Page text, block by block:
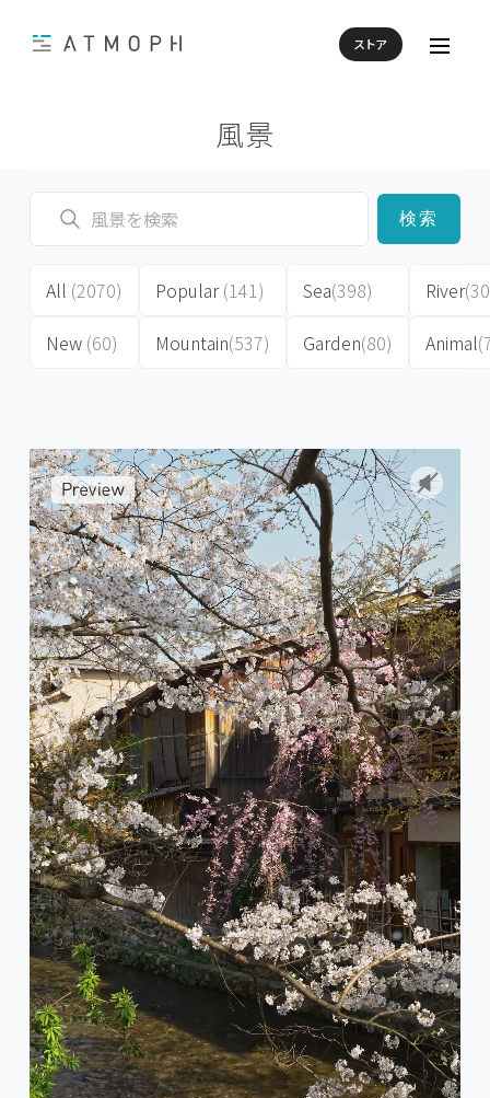
ストア
風景
検索
All (2070)
New (60)
Popular(141)
Mountain(537)
Sea(398)
Garden(80)
River
Animal